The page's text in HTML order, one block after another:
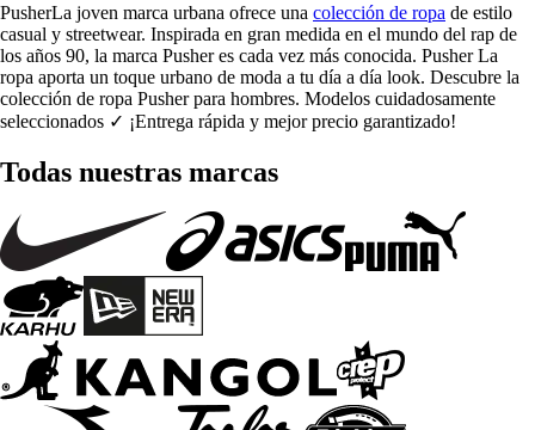
PusherLa joven marca urbana ofrece una colección de ropa de estilo
casual y streetwear. Inspirada en gran medida en el mundo del rap de
los años 90, la marca Pusher es cada vez más conocida. Pusher La
ropa aporta un toque urbano de moda a tu día a día look. Descubre la
colección de ropa Pusher para hombres. Modelos cuidadosamente
seleccionados ✓ ¡Entrega rápida y mejor precio garantizado!
Todas nuestras marcas